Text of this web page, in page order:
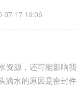
07-17 16:06
资源，还可能影响
滴水的原因是密封